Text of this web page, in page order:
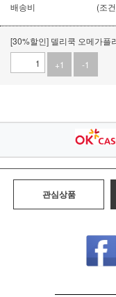
배송비
(조
[30%할인] 델리쿡 오메가플
+1
-1
관심상품